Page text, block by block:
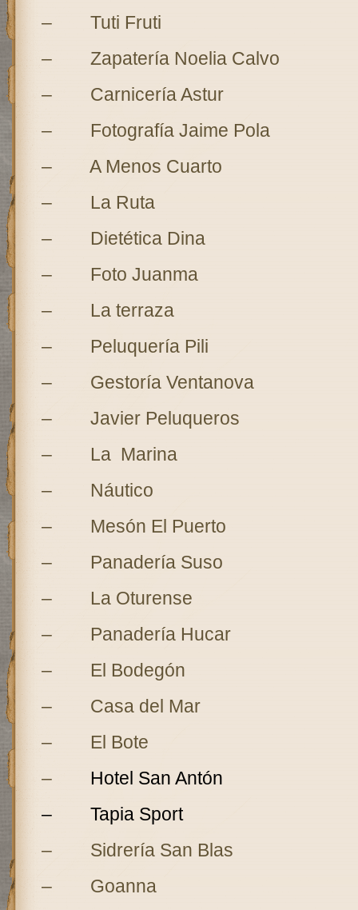
– Tuti Fruti
– Zapatería Noelia Calvo
– Carnicería Astur
– Fotografía Jaime Pola
– A Menos Cuarto
– La Ruta
– Dietética Dina
– Foto Juanma
– La terraza
– Peluquería Pili
– Gestoría Ventanova
– Javier Peluqueros
– La Marina
– Náutico
– Mesón El Puerto
– Panadería Suso
– La Oturense
– Panadería Hucar
– El Bodegón
– Casa del Mar
– El Bote
– Hotel San Antón
– Tapia Sport
– Sidrería San Blas
– Goanna